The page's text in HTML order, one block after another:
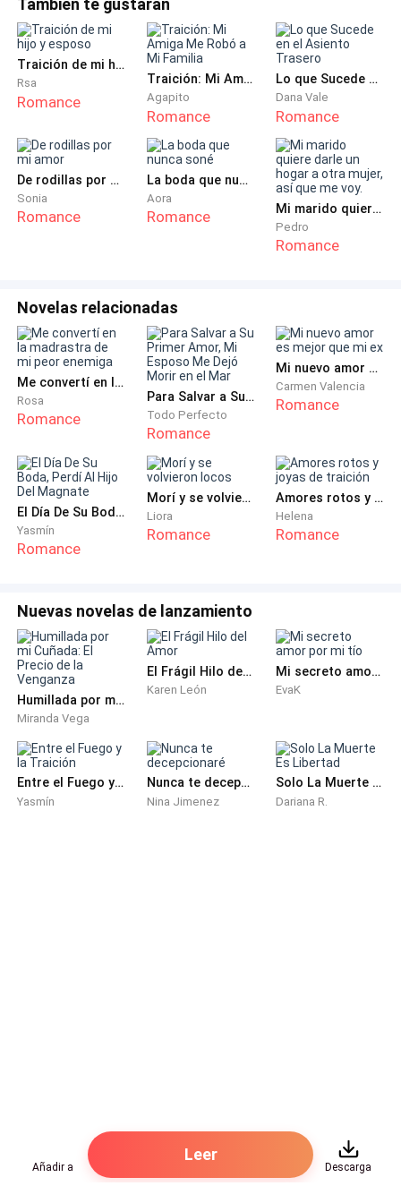
—¡Felicidades por la boda! Hay que reconocerlo, eres
increíble, una boda en tu país y otra en el extranjero,
ambas igual de grandiosas. Pero dime, ¿de verdad
con esa muchacha pobre, Lucía, vas en serio?
Otro preguntó con curiosidad:
—¿Y esto no sería bigamia? ¿No te casaste ya con
Valeria en tu país?
Valeria, esperó a que Lucía creciera, ¡así que
legalmente Alejandro siempre fue soltero!
—¡Vaya, qué jugada!
Valeria se quedó helada, como si toda su sangre se
hubiera congelado.
Creía haber oído mal, hasta que escuchó la voz de
Alejandro, lenta y calculada:
aceptó vivir bajo su sombra todos estos años. Solo
quiere un matrimonio estable, y eso sí puedo dárselo.
¡Así que era eso!
Los ojos de Valeria se llenaron de lágrimas sin darse
cuenta. Ese certificado falso lo había planeado él
mismo.
nada, jamás supo cuándo empezó esa relación.
Un amigo le preguntó a Alejandro:
para su viaje anual. También fue un éxito. Pronto
comenzaron a llegar agencias y turistas independientes.La
capacidad del pueblo era limitada
También te gustarán
Traición de mi hijo y esposo
Rsa
Romance
Traición: Mi Amiga Me Robó a Mi Familia
Agapito
Romance
Lo que Sucede en el Asiento Trasero
Dana Vale
Romance
De rodillas por mi amor
Sonia
Romance
La boda que nunca soné
Aora
Romance Mi marido quiere darle un hogar a otra mujer, así que me voy.
Pedro
Romance
Novelas relacionadas
Me convertí en la madrastra de mi peor enemiga
Rosa
Romance
Para Salvar a Su Primer Amor, Mi Esposo Me Dejó Morir en el Mar
Todo Perfecto
Romance
Mi nuevo amor es mejor que mi ex
Carmen Valencia
Romance
El Día De Su Boda, Perdí Al Hijo Del Magnate
Yasmín
Romance
Morí y se volvieron locos
Liora
Romance
Amores rotos y joyas de traición
Helena
Romance
Nuevas novelas de lanzamiento
Humillada por mi Cuñada: El Precio de la Venganza
Miranda Vega
El Frágil Hilo del Amor
Karen León
Mi secreto amor por mi tío
EvaK
Entre el Fuego y la Traición
Yasmín
Nunca te decepcionaré
Nina Jimenez
Solo La Muerte Es Libertad
Dariana R.
Añadir a
Leer
Descarga